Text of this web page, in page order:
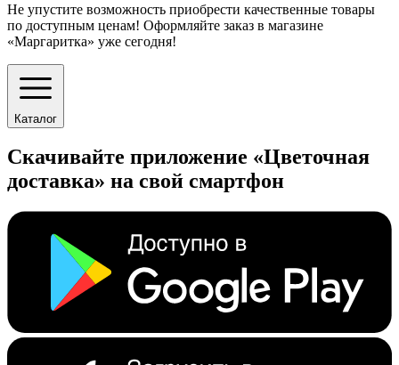
Не упустите возможность приобрести качественные товары
по доступным ценам! Оформляйте заказ в магазине
«Маргаритка» уже сегодня!
Каталог
Скачивайте приложение «Цветочная
доставка» на свой смартфон